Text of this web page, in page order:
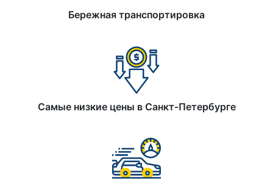
Бережная транспортировка
Самые низкие цены в Санкт-Петербурге